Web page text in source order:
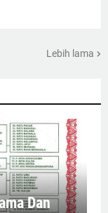
Lebih lama
Dan